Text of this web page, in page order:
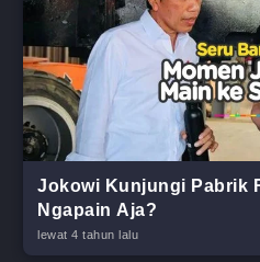
Jokowi Kunjungi Pabrik
Ngapain Aja?
lewat 4 tahun lalu